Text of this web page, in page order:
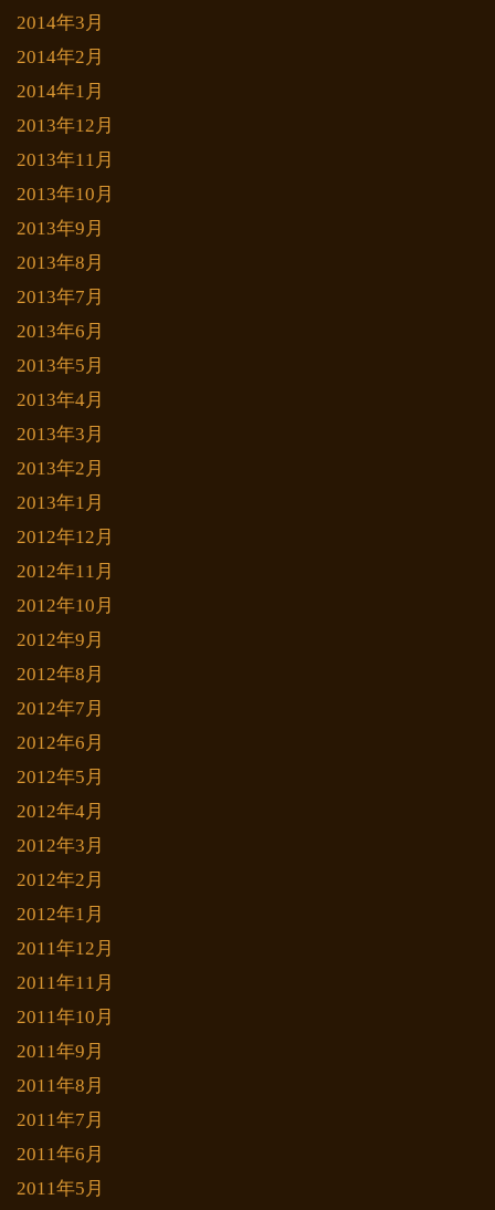
2014年3月
2014年2月
2014年1月
2013年12月
2013年11月
2013年10月
2013年9月
2013年8月
2013年7月
2013年6月
2013年5月
2013年4月
2013年3月
2013年2月
2013年1月
2012年12月
2012年11月
2012年10月
2012年9月
2012年8月
2012年7月
2012年6月
2012年5月
2012年4月
2012年3月
2012年2月
2012年1月
2011年12月
2011年11月
2011年10月
2011年9月
2011年8月
2011年7月
2011年6月
2011年5月